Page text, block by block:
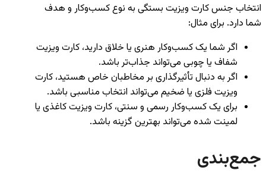
انتخاب جنس کارت ویزیت بستگی به نوع کسب‌وکار و هدف
شما دارد. برای مثال:
اگر شما یک کسب‌وکار هنری یا خلاق دارید، کارت ویزیت
شفاف یا چوبی می‌تواند جذاب‌تر باشد.
اگر به دنبال تأثیرگذاری بر مخاطبان خاص هستید، کارت
ویزیت فلزی یا ضخیم می‌تواند انتخاب مناسبی باشد.
برای یک کسب‌وکار رسمی و سنتی، کارت ویزیت کاغذی یا
لمینت شده می‌تواند بهترین گزینه باشد.
جمع‌بندی